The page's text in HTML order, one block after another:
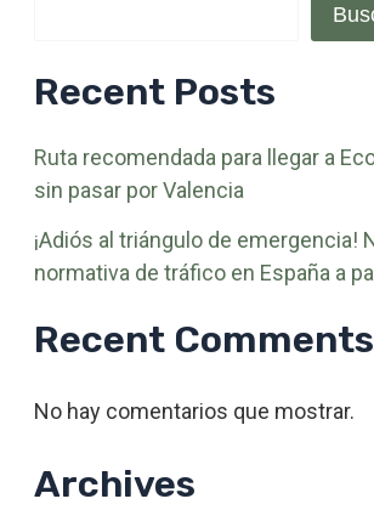
Recent Posts
Ruta recomendada para llegar a
sin pasar por Valencia
¡Adiós al triángulo de emergencia!
normativa de tráfico en España a
Recent Comments
No hay comentarios que mostrar.
Archives